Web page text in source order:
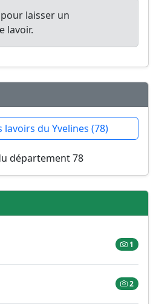
pour laisser un
lavoir.
du Yvelines (78)
1
2